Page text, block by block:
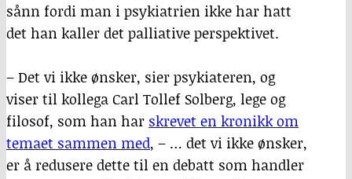
sånn fordi man i psykiatrien ikke har hatt
det han kaller det palliative perspektivet.
– Det vi ikke ønsker, sier psykiateren, og
viser til kollega Carl Tollef Solberg, lege og
filosof, som han har skrevet en kronikk om
temaet sammen med, – … det vi ikke ønsker,
er å redusere dette til en debatt som handler